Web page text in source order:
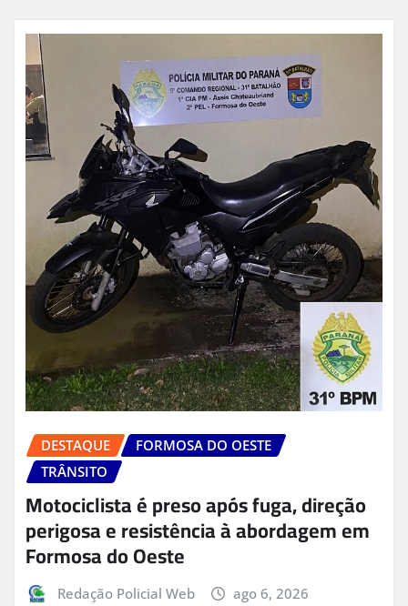
DESTAQUE
FORMOSA DO OESTE
TRÂNSITO
Motociclista é preso após fuga, direção
perigosa e resistência à abordagem em
Formosa do Oeste
Redação Policial Web ago 6, 2026